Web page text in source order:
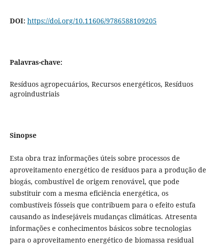
DOI: https://doi.org/10.11606/9786588109205
Palavras-chave:
Resíduos agropecuários, Recursos energéticos, Resíduos
agroindustriais
Sinopse
Esta obra traz informações úteis sobre processos de
aproveitamento energético de resíduos para a produção de
biogás, combustível de origem renovável, que pode
substituir com a mesma eficiência energética, os
combustíveis fósseis que contribuem para o efeito estufa
causando as indesejáveis mudanças climáticas. Atresenta
informações e conhecimentos básicos sobre tecnologias
para o aproveitamento energético de biomassa residual